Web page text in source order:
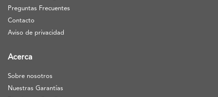
Preguntas Frecuentes
Contacto
Aviso de privacidad
Acerca
Sobre nosotros
Nuestras Garantías